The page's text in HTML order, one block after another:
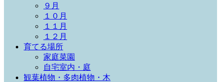
９月
１０月
１１月
１２月
育てる場所
家庭菜園
自宅室内・庭
観葉植物・多肉植物・木